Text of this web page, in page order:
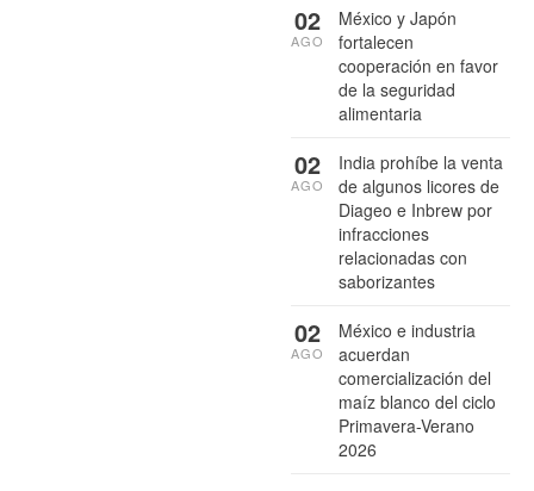
México y Japón
fortalecen
cooperación en favor
de la seguridad
alimentaria
02
AGO
India prohíbe la venta
de algunos licores de
Diageo e Inbrew por
infracciones
relacionadas con
saborizantes
02
AGO
México e industria
acuerdan
comercialización del
maíz blanco del ciclo
Primavera-Verano
2026
02
AGO